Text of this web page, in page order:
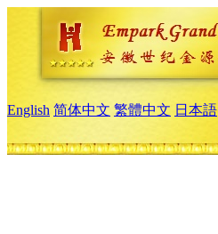
English 简体中文 繁體中文 日本語